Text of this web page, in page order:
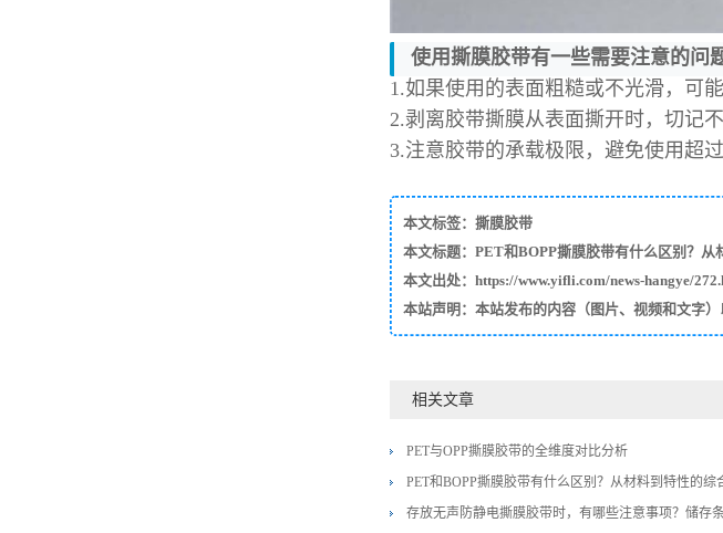
使用撕膜胶带有一些需要注意的问
1.如果使用的表面粗糙或不光滑，可
2.剥离胶带撕膜从表面撕开时，切记
3.注意胶带的承载极限，避免使用超
本文标签： 撕膜胶带
本文标题：PET和BOPP撕膜胶带有什么区别？从
本文出处：https://www.yifli.com/news-hangye/
本站声明：本站发布的内容（图片、视频和文字
相关文章
PET与OPP撕膜胶带的全维度对比分析
PET和BOPP撕膜胶带有什么区别？从材料到特性的综
存放无声防静电撕膜胶带时，有哪些注意事项？储存